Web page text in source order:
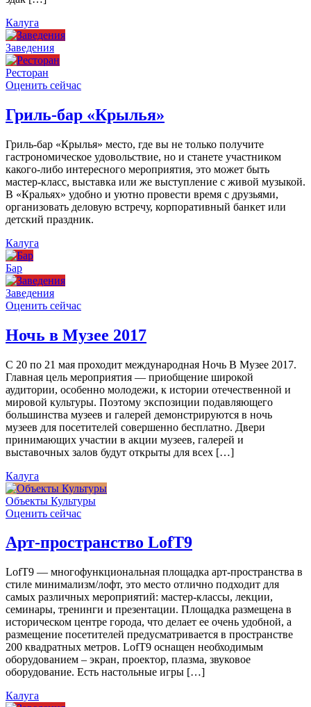
Калуга
Заведения
Ресторан
Оценить сейчас
Гриль-бар «Крылья»
Гриль-бар «Крылья» место, где вы не только получите
гастрономическое удовольствие, но и станете участником
какого-либо интересного мероприятия, это может быть
мастер-класс, выставка или же выступление с живой музыкой.
В «Кральях» удобно и уютно провести время с друзьями,
организовать деловую встречу, корпоративный банкет или
детский праздник.
Калуга
Бар
Заведения
Оценить сейчас
Ночь в Музее 2017
С 20 по 21 мая проходит международная Ночь В Музее 2017.
Главная цель мероприятия — приобщение широкой
аудитории, особенно молодежи, к истории отечественной и
мировой культуры. Поэтому экспозиции подавляющего
большинства музеев и галерей демонстрируются в ночь
музеев для посетителей совершенно бесплатно. Двери
принимающих участии в акции музеев, галерей и
выставочных залов будут открыты для всех […]
Калуга
Объекты Культуры
Оценить сейчас
Арт-пространство LofT9
LofT9 — многофункциональная площадка арт-пространства в
стиле минимализм/лофт, это место отлично подходит для
самых различных мероприятий: мастер-классы, лекции,
семинары, тренинги и презентации. Площадка размещена в
историческом центре города, что делает ее очень удобной, а
размещение посетителей предусматривается в пространстве
200 квадратных метров. LofT9 оснащен необходимым
оборудованием – экран, проектор, плазма, звуковое
оборудование. Есть настольные игры […]
Калуга